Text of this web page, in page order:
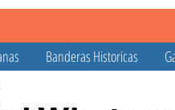
Banderas Historicas